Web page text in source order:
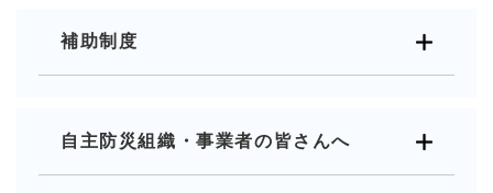
補助制度
自主防災組織・事業者の皆さんへ